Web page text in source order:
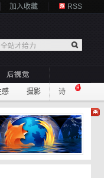
加入收藏 RSS
感 摄影 诗